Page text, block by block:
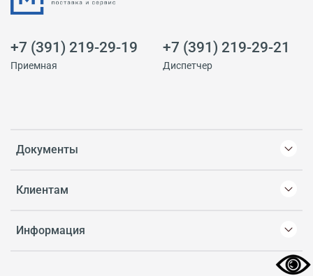
Документы
Клиентам
Информация
+7 (391) 219-29-19
Приемная
+7 (391) 219-29-21
Диспетчер